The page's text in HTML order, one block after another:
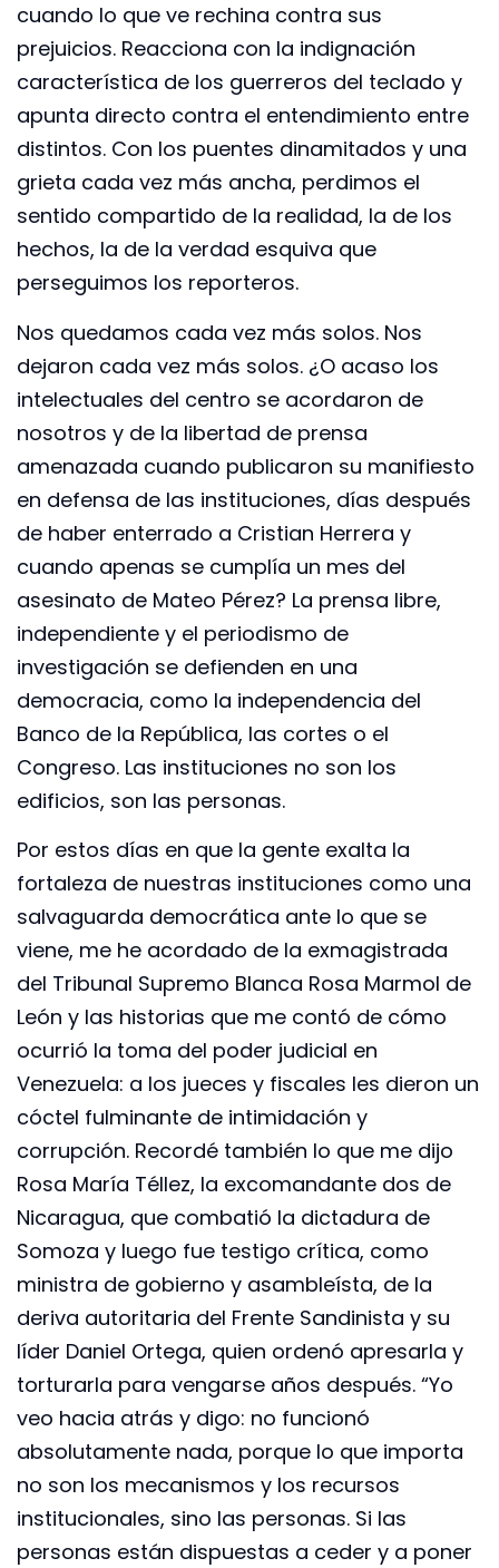
cuando lo que ve rechina contra sus
prejuicios. Reacciona con la indignación
característica de los guerreros del teclado y
apunta directo contra el entendimiento entre
distintos. Con los puentes dinamitados y una
grieta cada vez más ancha, perdimos el
sentido compartido de la realidad, la de los
hechos, la de la verdad esquiva que
perseguimos los reporteros.
Nos quedamos cada vez más solos. Nos
dejaron cada vez más solos. ¿O acaso los
intelectuales del centro se acordaron de
nosotros y de la libertad de prensa
amenazada cuando publicaron su manifiesto
en defensa de las instituciones, días después
de haber enterrado a Cristian Herrera y
cuando apenas se cumplía un mes del
asesinato de Mateo Pérez? La prensa libre,
independiente y el periodismo de
investigación se defienden en una
democracia, como la independencia del
Banco de la República, las cortes o el
Congreso. Las instituciones no son los
edificios, son las personas.
Por estos días en que la gente exalta la
fortaleza de nuestras instituciones como una
salvaguarda democrática ante lo que se
viene, me he acordado de la exmagistrada
del Tribunal Supremo Blanca Rosa Marmol de
León y las historias que me contó de cómo
ocurrió la toma del poder judicial en
Venezuela: a los jueces y fiscales les dieron un
cóctel fulminante de intimidación y
corrupción. Recordé también lo que me dijo
Rosa María Téllez, la excomandante dos de
Nicaragua, que combatió la dictadura de
Somoza y luego fue testigo crítica, como
ministra de gobierno y asambleísta, de la
deriva autoritaria del Frente Sandinista y su
líder Daniel Ortega, quien ordenó apresarla y
torturarla para vengarse años después. “Yo
veo hacia atrás y digo: no funcionó
absolutamente nada, porque lo que importa
no son los mecanismos y los recursos
institucionales, sino las personas. Si las
personas están dispuestas a ceder y a poner